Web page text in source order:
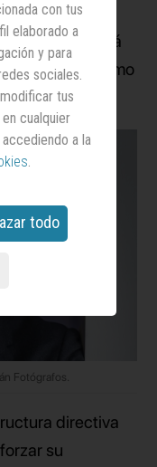
para el
compaginará
posición como
Fotógrafos.
directiva
su
con tus
elaborado a
y para
sociales.
tus
cualquier
a la
.
todo